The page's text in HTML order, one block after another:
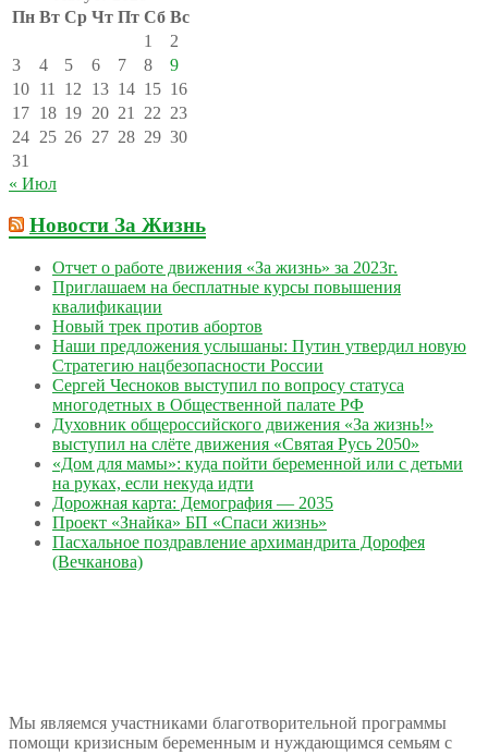
Пн Вт Ср Чт Пт Сб Вс
1
2
3
4 5 6 7 8
9
10 11 12 13 14 15 16
17 18 19 20 21 22 23
24 25 26 27 28 29 30
31
« Июл
Новости За Жизнь
Отчет о работе движения «За жизнь» за 2023г.
Приглашаем на бесплатные курсы повышения
квалификации
Новый трек против абортов
Наши предложения услышаны: Путин утвердил новую
Стратегию нацбезопасности России
Сергей Чесноков выступил по вопросу статуса
многодетных в Общественной палате РФ
Духовник общероссийского движения «За жизнь!»
выступил на слёте движения «Святая Русь 2050»
«Дом для мамы»: куда пойти беременной или с детьми
на руках, если некуда идти
Дорожная карта: Демография — 2035
Проект «Знайка» БП «Спаси жизнь»
Пасхальное поздравление архимандрита Дорофея
(Вечканова)
Мы являемся участниками благотворительной программы
помощи кризисным беременным и нуждающимся семьям с